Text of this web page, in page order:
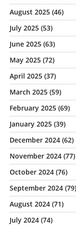
August 2025 (46)
July 2025 (53)
June 2025 (63)
May 2025 (72)
April 2025 (37)
March 2025 (59)
February 2025 (69)
January 2025 (39)
December 2024 (62)
November 2024 (77)
October 2024 (76)
September 2024 (79)
August 2024 (71)
July 2024 (74)